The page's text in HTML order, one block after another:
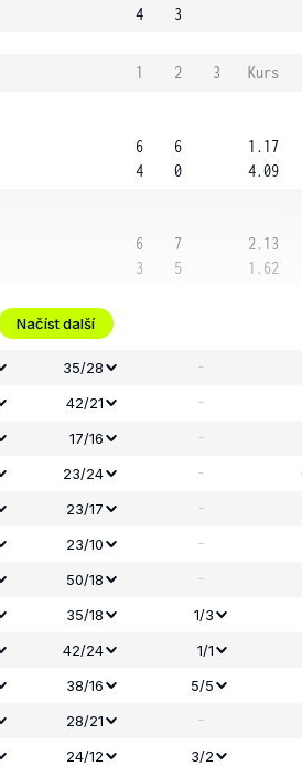
4
3
1 2 3
Kurs
6
4
6
0
1.17
4.09
6
3
7
5
2.13
1.62
Načíst další
35/28 -
42/21 -
17/16 -
23/24 -
23/17 -
23/10 -
50/18 -
35/18
1/3
42/24
1/1
38/16
5/5
28/21 -
24/12
3/2